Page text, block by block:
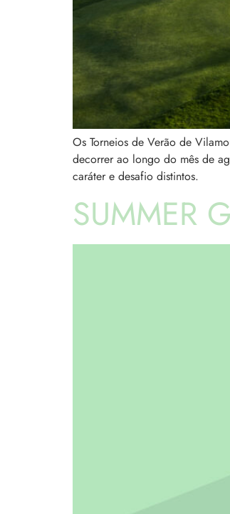
Os Torneios de Verão de
decorrer ao longo do mês de
caráter e desafio distintos.
SUMMER